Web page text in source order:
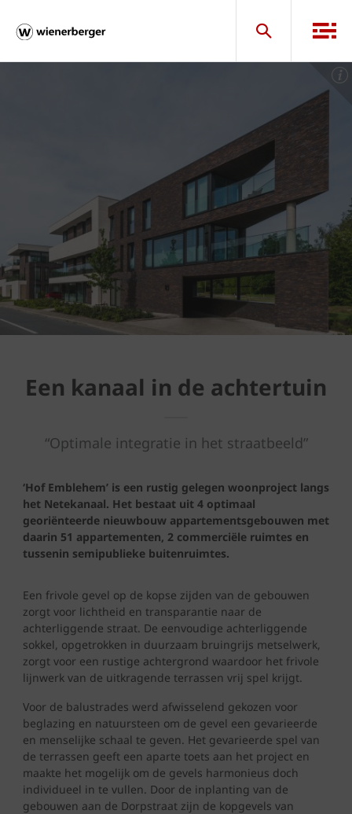
Een kanaal in de achtertuin
“Optimale integratie in het straatbeeld”
‘Hof Emblehem’ is een rustig gelegen woonproject langs
het Netekanaal. Het bestaat uit 4 optimaal
georiënteerde nieuwbouw appartementsgebouwen met
daarin 51 appartementen, 2 commerciële ruimtes en
tussenin semipublieke buitenruimtes.
Een frivole gevel op de kopse zijden van de gebouwen
zorgt voor lichtheid en transparantie naar de
achterliggende straat. De eenvoudige achterliggende
sokkel, opgetrokken in duurzaam bruingrijs metselwerk,
zorgt voor een rustige achtergrond waardoor het frivole
lijnwerk van de uitkragende terrassen vrij spel krijgt.
Voor de balustrades werd afwisselend gekozen voor
beglazing en natuursteen om de gevel een gevarieerde
en menselijke schaal te geven. Het gevarieerde spel van
de terrassen geeft een aparte toets aan het project en
maakte het mogelijk om de gevels harmonieus doch
individueel in te vullen. Door de inplanting van de
gebouwen aan de Dorpstraat zijn de kopgevels van